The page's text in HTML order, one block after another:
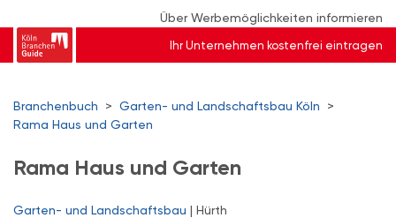
Über Werbemöglichkeiten informieren
Ihr Unternehmen kostenfrei eintragen
Branchenbuch > Garten- und Landschaftsbau Köln
>
Rama Haus und Garten
Rama Haus und Garten
Garten- und Landschaftsbau | Hürth